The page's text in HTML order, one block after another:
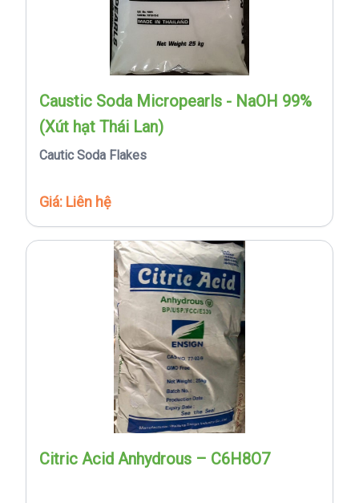
Caustic Soda Micropearls - NaOH 99%
(Xút hạt Thái Lan)
Cautic Soda Flakes
Giá: Liên hệ
Citric Acid Anhydrous – C6H8O7